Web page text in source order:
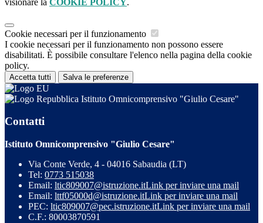
Cookie necessari per il funzionamento
I cookie necessari per il funzionamento non possono essere
disabilitati. È possibile consultare l'elenco nella pagina della cookie
policy.
Accetta tutti Salva le preferenze
Istituto Omnicomprensivo "Giulio Cesare"
Contatti
Istituto Omnicomprensivo "Giulio Cesare"
Via Conte Verde, 4 - 04016 Sabaudia (LT)
Tel: 0773 515038
Email: ltic809007@istruzione.itLink per inviare una mail
Email: lttf05000d@istruzione.itLink per inviare una mail
PEC: ltic809007@pec.istruzione.itLink per inviare una mail
C.F.: 80003870591